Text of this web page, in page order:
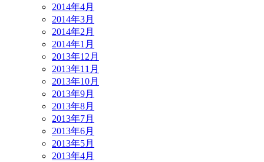
2014年4月
2014年3月
2014年2月
2014年1月
2013年12月
2013年11月
2013年10月
2013年9月
2013年8月
2013年7月
2013年6月
2013年5月
2013年4月